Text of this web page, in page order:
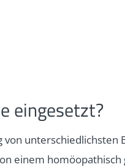
eingesetzt?
unterschiedlichsten
einem